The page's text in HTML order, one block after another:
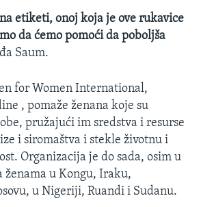
etiketi, onoj koja je ove rukavice
da ćemo pomoći da poboljša
Saum.
for Women International,
, pomaže ženana koje su
pružajući im sredstva i resurse
i siromaštva i stekle životnu i
Organizacija je do sada, osim u
ženama u Kongu, Iraku,
u Nigeriji, Ruandi i Sudanu.